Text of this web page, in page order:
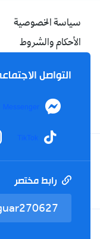
سياسة الخصوصية
الأحكام والشروط
اتصل بنا
من نحن
Facebook
التواصل
Messenger
TikTok
رابط مختصر